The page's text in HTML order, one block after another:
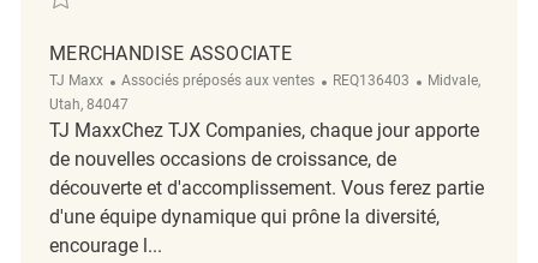
MERCHANDISE ASSOCIATE
TJ Maxx Catégorie
Associés préposés aux ventes ReqId
REQ136403 Emplacement
Midvale,
Utah, 84047
TJ MaxxChez TJX Companies, chaque jour apporte
de nouvelles occasions de croissance, de
découverte et d'accomplissement. Vous ferez partie
d'une équipe dynamique qui prône la diversité,
encourage l...